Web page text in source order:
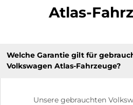
Atlas-
Welche Garantie gilt für
Volkswagen Atlas-Fahrzeuge?
Unsere gebrauchten